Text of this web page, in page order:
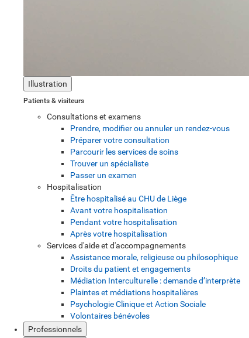
Illustration
Patients & visiteurs
Consultations et examens
Prendre, modifier ou annuler un rendez-vous
Préparer votre consultation
Parcourir les services de soins
Trouver un spécialiste
Passer un examen
Hospitalisation
Être hospitalisé au CHU de Liège
Avant votre hospitalisation
Pendant votre hospitalisation
Après votre hospitalisation
Services d'aide et d'accompagnements
Assistance morale, religieuse ou philosophique
Droits du patient et engagements
Médiation Interculturelle : demande d’interprète
Plaintes et médiations hospitalières
Psychologie Clinique et Action Sociale
Volontaires bénévoles
Professionnels